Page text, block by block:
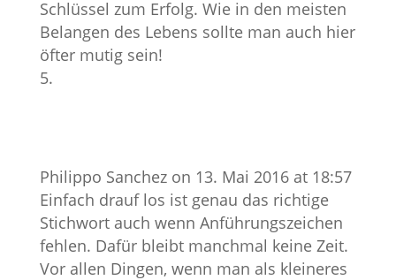
Schlüssel zum Erfolg. Wie in den meisten
Belangen des Lebens sollte man auch hier
öfter mutig sein!
Philippo Sanchez on 13. Mai 2016 at 18:57
Einfach drauf los ist genau das richtige
Stichwort auch wenn Anführungszeichen
fehlen. Dafür bleibt manchmal keine Zeit.
Vor allen Dingen, wenn man als kleineres